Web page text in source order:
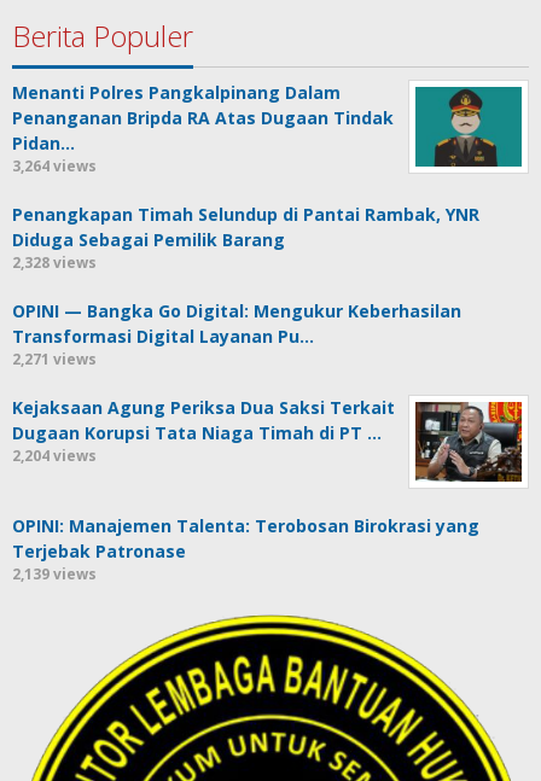
Berita Populer
Menanti Polres Pangkalpinang Dalam
Penanganan Bripda RA Atas Dugaan Tindak
Pidan…
3,264 views
Penangkapan Timah Selundup di Pantai Rambak, YNR
Diduga Sebagai Pemilik Barang
2,328 views
OPINI — Bangka Go Digital: Mengukur Keberhasilan
Transformasi Digital Layanan Pu…
2,271 views
Kejaksaan Agung Periksa Dua Saksi Terkait
Dugaan Korupsi Tata Niaga Timah di PT …
2,204 views
OPINI: Manajemen Talenta: Terobosan Birokrasi yang
Terjebak Patronase
2,139 views